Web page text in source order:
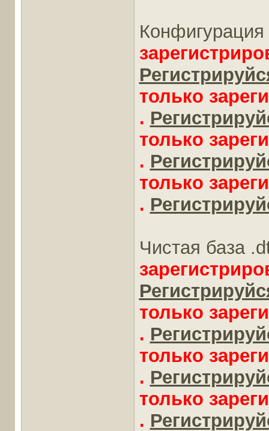
только
.
только
.
только
.
Чистая база
только
.
только
.
только
.